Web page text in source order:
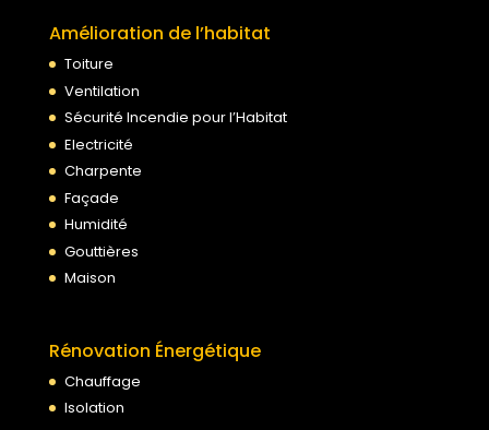
Amélioration de l’habitat
Toiture
Ventilation
Sécurité Incendie pour l’Habitat
Electricité
Charpente
Façade
Humidité
Gouttières
Maison
Rénovation Énergétique
Chauffage
Isolation